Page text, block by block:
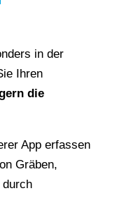
in der
Ihren
die
App erfassen
Gräben,
durch